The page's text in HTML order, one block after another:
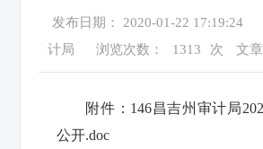
发布日期： 2020-01-22 17:19:24
计局
浏览次数： 1313 次 文
附件： 146昌吉州审计局
公开.doc